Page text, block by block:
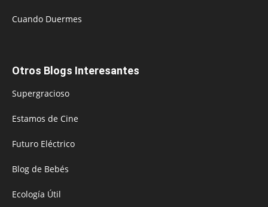
Cuando Duermes
Otros Blogs Interesantes
Supergracioso
Estamos de Cine
Futuro Eléctrico
Blog de Bebés
Ecología Útil